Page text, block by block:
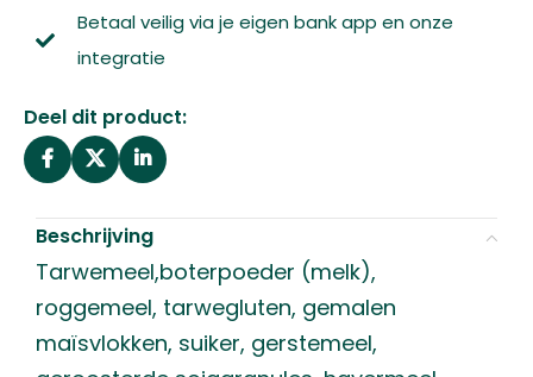
Betaal veilig via je eigen bank app en onze
integratie
Deel dit product:
Beschrijving
Tarwemeel,boterpoeder (melk),
roggemeel, tarwegluten, gemalen
maïsvlokken, suiker, gerstemeel,